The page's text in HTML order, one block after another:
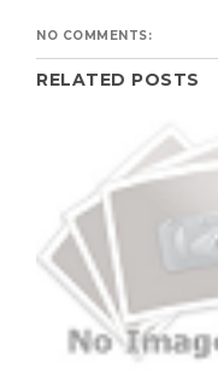
NO COMMENTS:
RELATED POSTS